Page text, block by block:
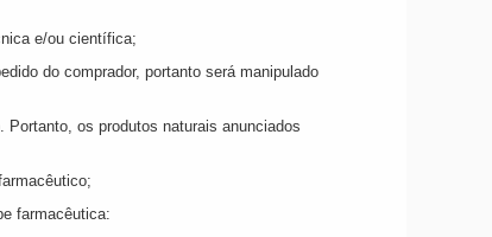
e/ou científica;
do comprador, portanto será manipulado
os produtos naturais anunciados
farmacêutica: